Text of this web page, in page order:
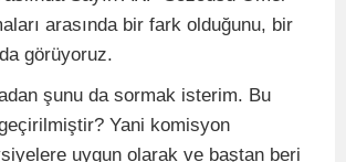
arasında bir fark olduğunu, bir
görüyoruz.
şunu da sormak isterim. Bu
Yani komisyon
uygun olarak ve baştan beri